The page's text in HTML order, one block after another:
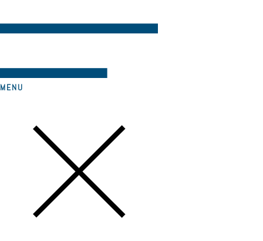
MENU